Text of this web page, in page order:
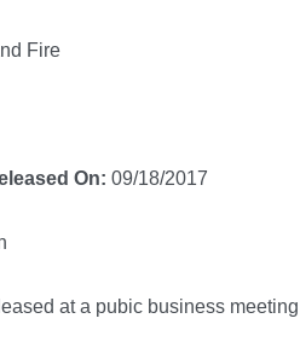
Fire
On: 09/18/2017
at a pubic business